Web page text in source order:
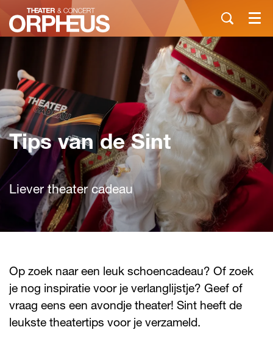
Menu
Tips van de Sint
Liever theater cadeau
Op zoek naar een leuk schoencadeau? Of zoek
je nog inspiratie voor je verlanglijstje? Geef of
vraag eens een avondje theater! Sint heeft de
leukste theatertips voor je verzameld.